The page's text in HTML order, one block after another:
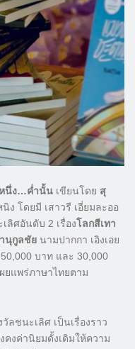
นึ่ง…ค่ำนั้น เขียนโดย สุ
ง โดยมี เสาวรี เอี่ยมละออ
ลิศอันดับ 2 เรื่องโลกสีเทา
นุกูลชัย นามปากกา เอิงเอย
บาท และ 30,000
แพร่ภาษาไทยตาม
ลชนะเลิศ เป็นเรื่องราว
คงค่านิยมดั้งเดิมให้ความ